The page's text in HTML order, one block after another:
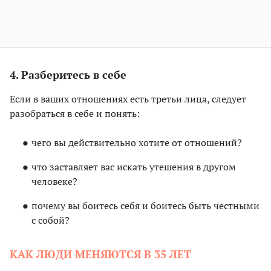
4. Разберитесь в себе
Если в ваших отношениях есть третьи лица, следует
разобраться в себе и понять:
чего вы действительно хотите от отношений?
что заставляет вас искать утешения в другом
человеке?
почему вы боитесь себя и боитесь быть честными
с собой?
КАК ЛЮДИ МЕНЯЮТСЯ В 35 ЛЕТ